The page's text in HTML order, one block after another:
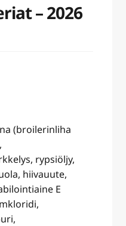
– 2026
(broilerinliha
rypsiöljy,
hiivauute,
E